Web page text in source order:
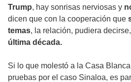
Trump, hay sonrisas nerviosas y
dicen que con la cooperación que
temas, la relación, pudiera decirse,
última década.
Si lo que molestó a la Casa
pruebas por el caso Sinaloa, es